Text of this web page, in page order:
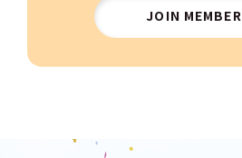
JOIN MEMBER